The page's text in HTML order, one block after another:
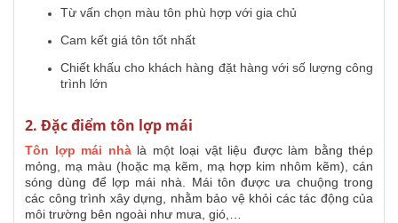
Từ vấn chọn màu tôn phù hợp với gia chủ
Cam kết giá tôn tốt nhất
Chiết khấu cho khách hàng đặt hàng với số lượng công
trình lớn
2. Đặc điểm tôn lợp mái
Tôn lợp mái nhàlà một loại vật liệu được làm bằng thép
mỏng, mạ màu (hoặc mạ kẽm, mạ hợp kim nhôm kẽm), cán
sóng dùng để lợp mái nhà. Mái tôn được ưa chuộng trong
các công trình xây dựng, nhằm bảo vệ khỏi các tác động của
môi trường bên ngoài như mưa, gió,…